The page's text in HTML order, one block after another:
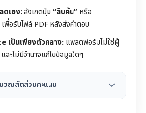
ดเอง:สังเกตปุ่ม “สืบค้น” หรือ
เพื่อรับไฟล์ PDF หลังส่งคำตอบ
เป็นเพียงตัวกลาง: แพลตฟอร์มไม่ใช่ผู้
ละไม่มีอำนาจแก้ไขข้อมูลใดๆ
วณสัดส่วนคะแนน